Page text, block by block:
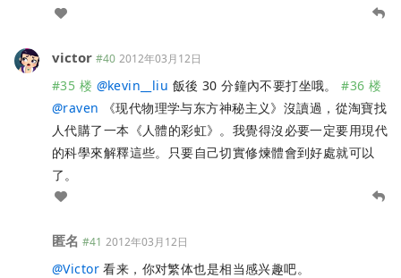
victor #40 2012年03月12日
#35 楼 @kevin__liu 飯後 30 分鐘內不要打坐哦。#36 楼
@raven 《现代物理学与东方神秘主义》沒讀過，從淘寶找
人代購了一本《人體的彩虹》。我覺得沒必要一定要用現代
的科學來解釋這些。只要自己切實修煉體會到好處就可以
了。
匿名 #41 2012年03月12日
@Victor看来，你对繁体也是相当感兴趣吧。